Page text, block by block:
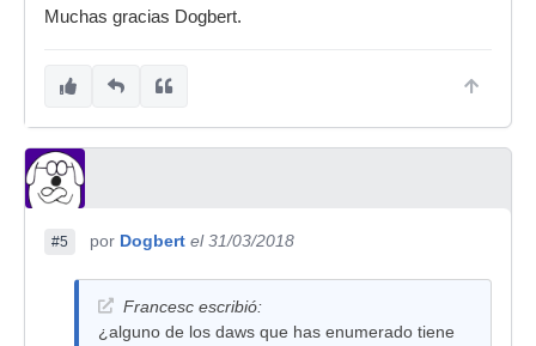
Muchas gracias Dogbert.
#5 por Dogbert el 31/03/2018
Francesc escribió:
¿alguno de los daws que has enumerado tiene